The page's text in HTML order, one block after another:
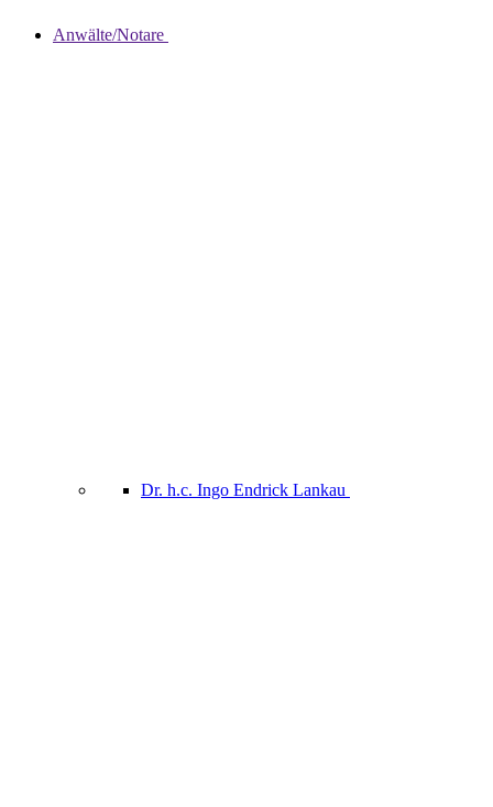
Anwälte/Notare
Dr. h.c. Ingo Endrick Lankau